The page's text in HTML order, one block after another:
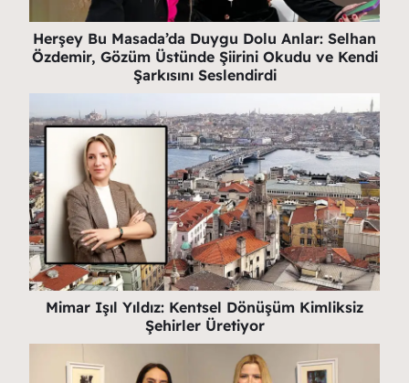
Herşey Bu Masada’da Duygu Dolu Anlar: Selhan
Özdemir, Gözüm Üstünde Şiirini Okudu ve Kendi
Şarkısını Seslendirdi
Mimar Işıl Yıldız: Kentsel Dönüşüm Kimliksiz
Şehirler Üretiyor